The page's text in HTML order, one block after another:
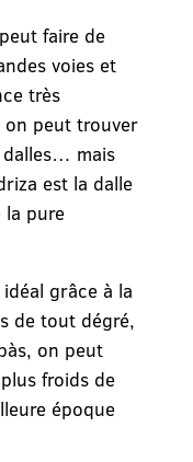
faire de
voies et
très
on peut trouver
dalles… mais
est la dalle
la pure
grâce à la
de tout dégré,
on peut
froids de
époque